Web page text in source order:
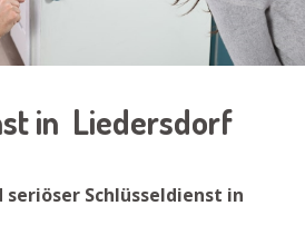
in Liedersdorf
Schlüsseldienst in